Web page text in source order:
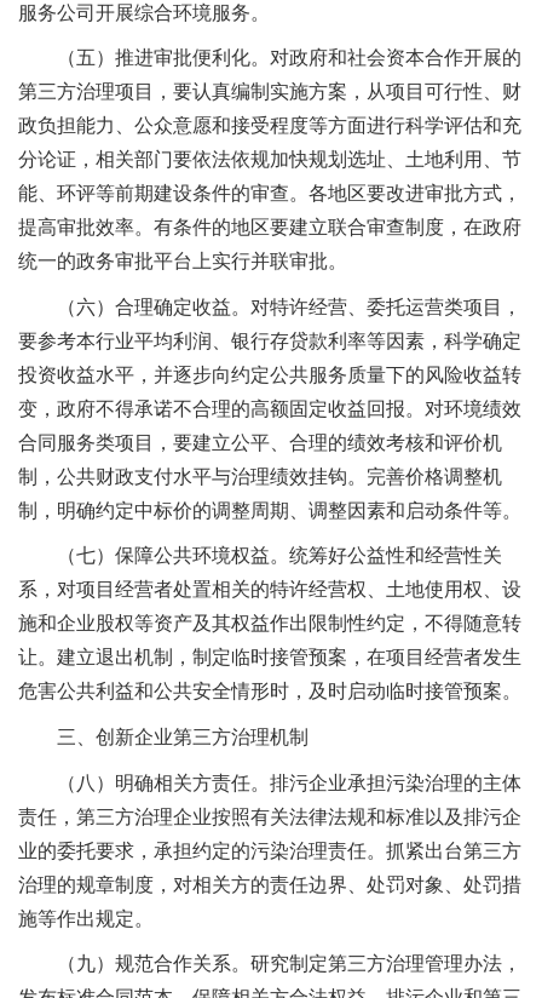
服务公司开展综合环境服务。
（五）推进审批便利化。对政府和社会资本合作开展的
第三方治理项目，要认真编制实施方案，从项目可行性、财
政负担能力、公众意愿和接受程度等方面进行科学评估和充
分论证，相关部门要依法依规加快规划选址、土地利用、节
能、环评等前期建设条件的审查。各地区要改进审批方式，
提高审批效率。有条件的地区要建立联合审查制度，在政府
统一的政务审批平台上实行并联审批。
（六）合理确定收益。对特许经营、委托运营类项目，
要参考本行业平均利润、银行存贷款利率等因素，科学确定
投资收益水平，并逐步向约定公共服务质量下的风险收益转
变，政府不得承诺不合理的高额固定收益回报。对环境绩效
合同服务类项目，要建立公平、合理的绩效考核和评价机
制，公共财政支付水平与治理绩效挂钩。完善价格调整机
制，明确约定中标价的调整周期、调整因素和启动条件等。
（七）保障公共环境权益。统筹好公益性和经营性关
系，对项目经营者处置相关的特许经营权、土地使用权、设
施和企业股权等资产及其权益作出限制性约定，不得随意转
让。建立退出机制，制定临时接管预案，在项目经营者发生
危害公共利益和公共安全情形时，及时启动临时接管预案。
三、创新企业第三方治理机制
（八）明确相关方责任。排污企业承担污染治理的主体
责任，第三方治理企业按照有关法律法规和标准以及排污企
业的委托要求，承担约定的污染治理责任。抓紧出台第三方
治理的规章制度，对相关方的责任边界、处罚对象、处罚措
施等作出规定。
（九）规范合作关系。研究制定第三方治理管理办法，